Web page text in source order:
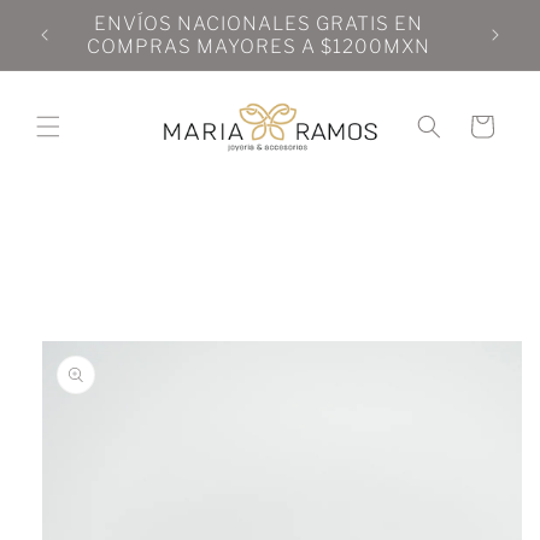
directamente
al contenido
ENVÍOS NACIONALES GRATIS EN
COMPRAS MAYORES A $1200MXN
Carrito